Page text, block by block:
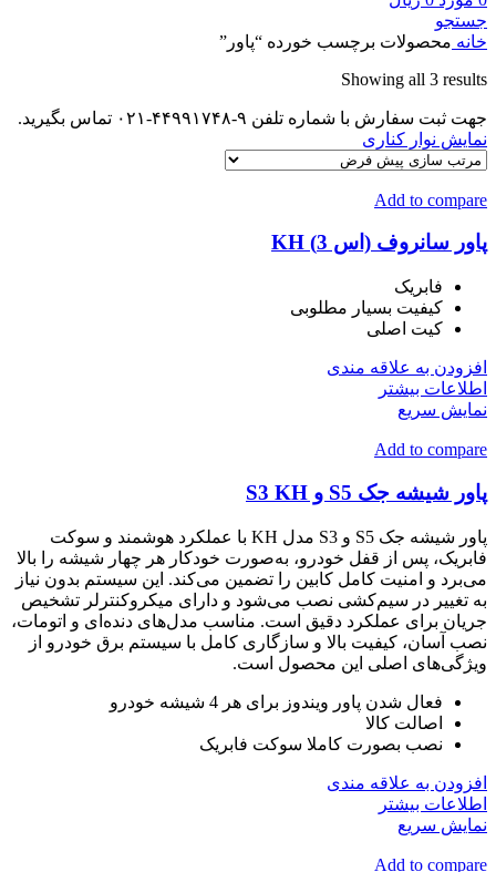
جستجو
خانه محصولات برچسب خورده “پاور”
Showing all 3 results
جهت ثبت سفارش با شماره تلفن ۹-۴۴۹۹۱۷۴۸-۰۲۱ تماس بگیرید.
نمایش نوار کناری
Add to compare
پاور سانروف (اس 3) KH
فابریک
کیفیت بسیار مطلوبی
کیت اصلی
افزودن به علاقه مندی
اطلاعات بیشتر
نمایش سریع
Add to compare
پاور شیشه جک S5 و S3 KH
پاور شیشه جک S5 و S3 مدل KH با عملکرد هوشمند و سوکت
فابریک، پس از قفل خودرو، به‌صورت خودکار هر چهار شیشه را بالا
می‌برد و امنیت کامل کابین را تضمین می‌کند. این سیستم بدون نیاز
به تغییر در سیم‌کشی نصب می‌شود و دارای میکروکنترلر تشخیص
جریان برای عملکرد دقیق است. مناسب مدل‌های دنده‌ای و اتومات،
نصب آسان، کیفیت بالا و سازگاری کامل با سیستم برق خودرو از
ویژگی‌های اصلی این محصول است.
فعال شدن پاور ویندوز برای هر 4 شیشه خودرو
اصالت کالا
نصب بصورت کاملا سوکت فابریک
افزودن به علاقه مندی
اطلاعات بیشتر
نمایش سریع
Add to compare